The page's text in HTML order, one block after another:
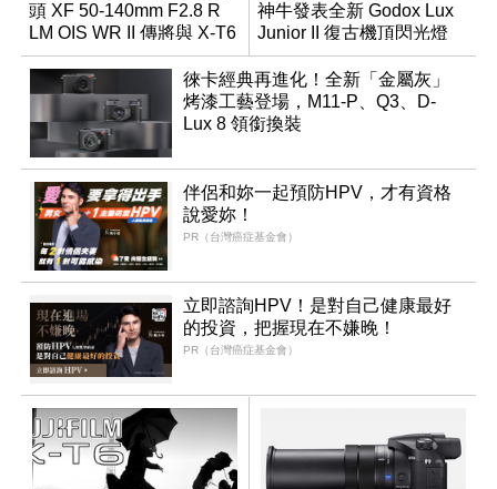
頭 XF 50-140mm F2.8 R
LM OIS WR II 傳將與 X-T6
同步亮相
神牛發表全新 Godox Lux
Junior II 復古機頂閃光燈
徠卡經典再進化！全新「金屬灰」
烤漆工藝登場，M11-P、Q3、D-
Lux 8 領銜換裝
伴侶和妳一起預防HPV，才有資格
說愛妳！
PR（台灣癌症基金會）
立即諮詢HPV！是對自己健康最好
的投資，把握現在不嫌晚！
PR（台灣癌症基金會）